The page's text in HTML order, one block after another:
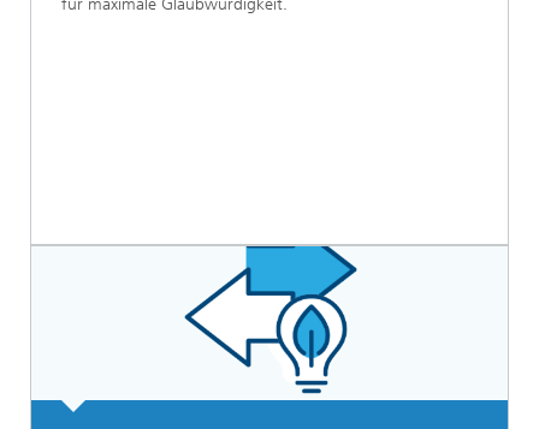
für maximale Glaubwürdigkeit.